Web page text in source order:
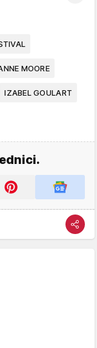
MOORE
IZABEL GOULART